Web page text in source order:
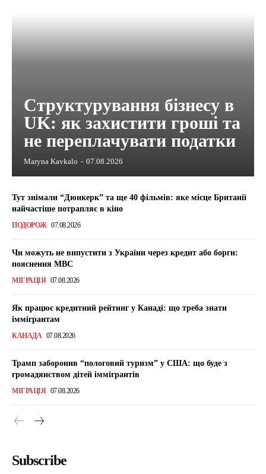
Структурування бізнесу в
UK: як захистити гроші та
не переплачувати податки
Maryna Kavkalo - 07.08.2026
Тут знімали “Дюнкерк” та ще 40 фільмів: яке місце Британії
найчастіше потрапляє в кіно
ПОДОРОЖ 07.08.2026
Чи можуть не випустити з України через кредит або борги:
пояснення МВС
МІГРАЦІЯ 07.08.2026
Як працює кредитний рейтинг у Канаді: що треба знати
іммігрантам
КАНАДА 07.08.2026
Трамп заборонив “пологовий туризм” у США: що буде з
громадянством дітей іммігрантів
МІГРАЦІЯ 07.08.2026
Subscribe